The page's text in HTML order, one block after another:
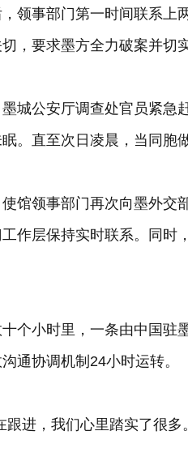
领事部门第一时间联系上
，要求墨方全力破案并切
城公安厅调查处官员紧急
。直至次日凌晨，当同胞
馆领事部门再次向墨外交
作层保持实时联系。同时
个小时里，一条由中国驻
通协调机制24小时运转。
跟进，我们心里踏实了很多